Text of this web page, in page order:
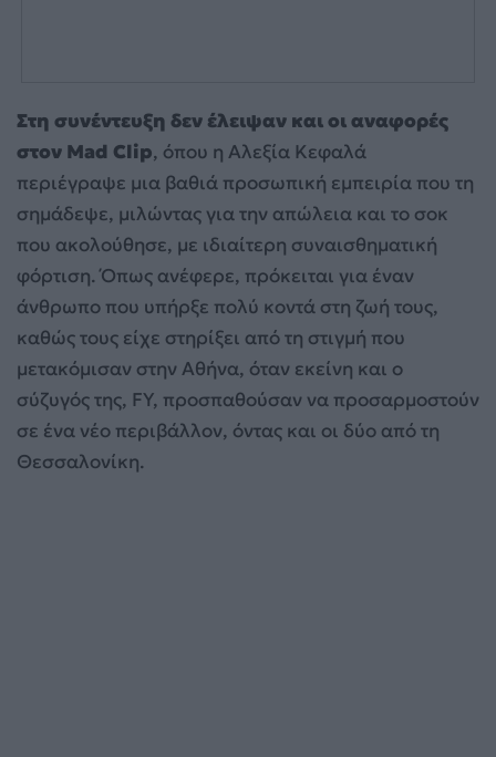
Στη συνέντευξη δεν έλειψαν και οι αναφορές
στον Mad Clip, όπου η Αλεξία Κεφαλά
περιέγραψε μια βαθιά προσωπική εμπειρία που τη
σημάδεψε, μιλώντας για την απώλεια και το σοκ
που ακολούθησε, με ιδιαίτερη συναισθηματική
φόρτιση. Όπως ανέφερε, πρόκειται για έναν
άνθρωπο που υπήρξε πολύ κοντά στη ζωή τους,
καθώς τους είχε στηρίξει από τη στιγμή που
μετακόμισαν στην Αθήνα, όταν εκείνη και ο
σύζυγός της, FY, προσπαθούσαν να προσαρμοστούν
σε ένα νέο περιβάλλον, όντας και οι δύο από τη
Θεσσαλονίκη.